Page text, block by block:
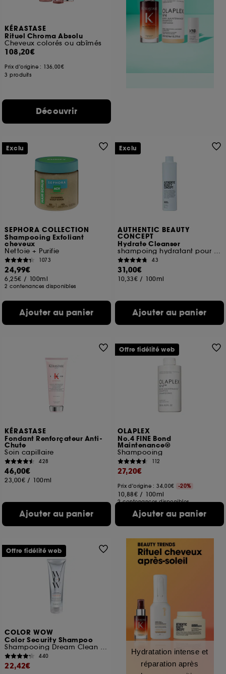
KÉRASTASE
Rituel Chroma Absolu
Cheveux colorés ou abîmés
108,20€
Prix d'origine : 136,00€
3 produits
Découvrir
SEPHORA COLLECTION
Shampooing Exfoliant
cheveux
Nettoie + Purifie
1073
24,99€
6,25€ / 100ml
2 contenances disponibles
Ajouter au panier
Exclu
AUTHENTIC BEAUTY
CONCEPT
Hydrate Cleanser
shampoing hydratant pour cheveux normaux à secs ou bouclés
43
31,00€
10,33€ / 100ml
Ajouter au panier
Exclu
KÉRASTASE
Fondant Renforçateur Anti-
Chute
Soin capillaire
428
46,00€
23,00€ / 100ml
Ajouter au panier
OLAPLEX
No.4 FINE Bond
Maintenance®
Shampooing
112
27,20€
Prix d'origine : 34,00€ -20%
10,88€ / 100ml
2 contenances disponibles
Ajouter au panier
Offre fidélité web
COLOR WOW
Color Security Shampoo
Shampooing Dream Clean Ultime
440
22,42€
Offre fidélité web
Hydratation intense et
réparation après